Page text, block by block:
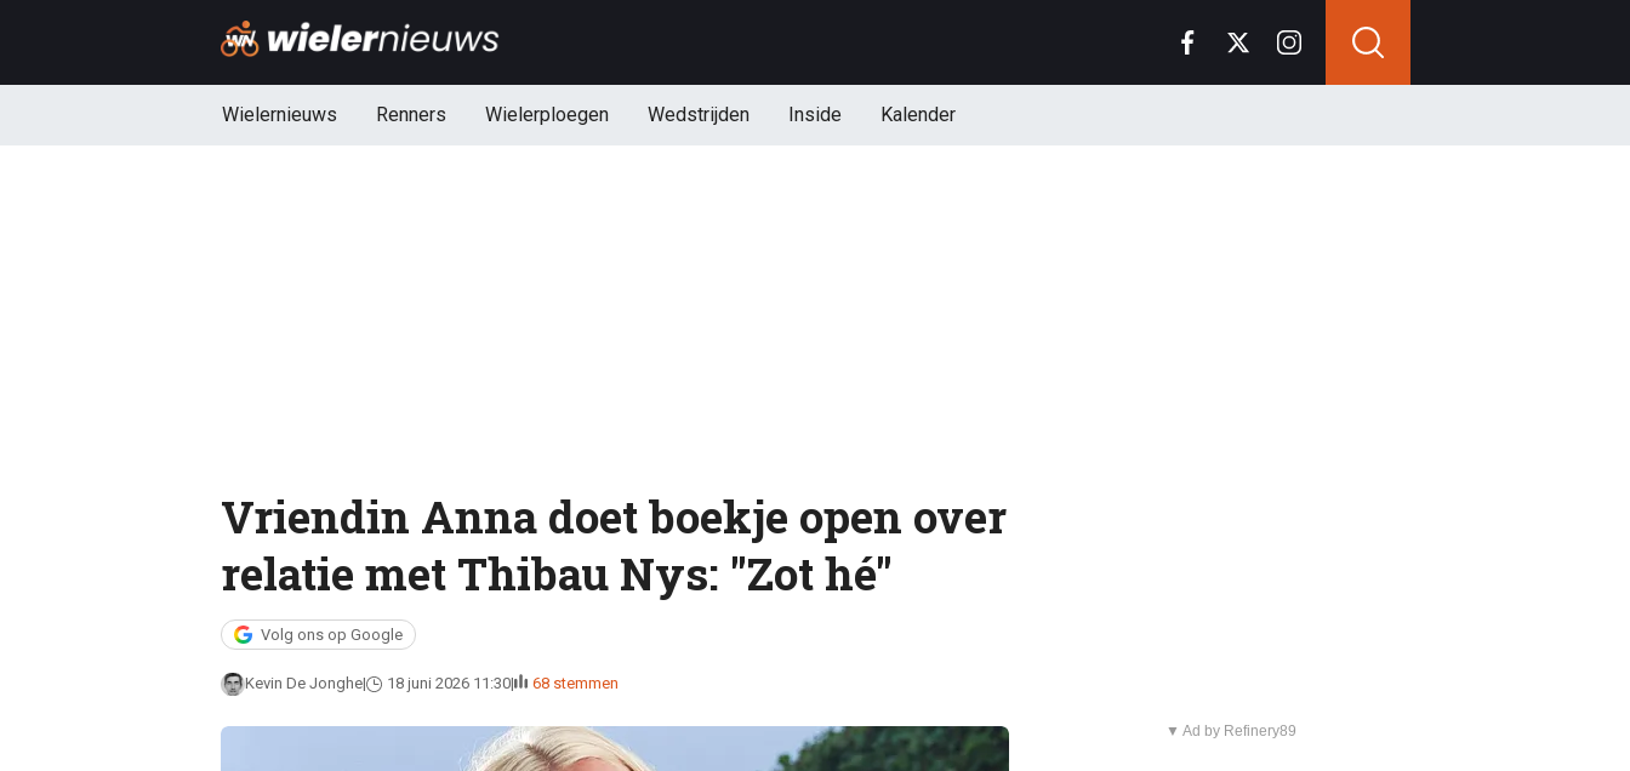
Wielernieuws Renners Wielerploegen Wedstrijden Inside Kalender
Vriendin Anna doet boekje open over
relatie met Thibau Nys: "Zot hé"
Volg ons op Google
Kevin De Jonghe 18 juni 2026 11:30 68 stemmen
▼ Ad by Refinery89